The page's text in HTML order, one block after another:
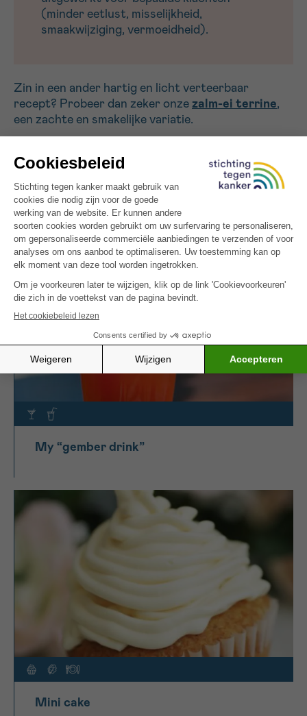
(minder eetlust, misselijkheid,
smaakwijziging, vermoeidheid).
Zin in een ander hartig en licht verteerbaar
recept? Probeer dan zeker onze zalm-ei terrine,
een zachte en smakelijke variatie.
stage diëtiek aan de Iris Ziekenhuizen Zuid, voor de
Hogeschool Lucia de Brouckère in Brussel.
MEER INSPIRATIE
My “gember drink”
Mini cake